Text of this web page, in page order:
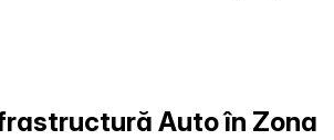
Auto în Zona